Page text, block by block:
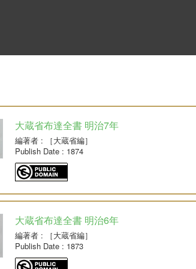
大蔵省布達全書 明治7年
編著者: ［大蔵省編］
Publish Date: 1874
大蔵省布達全書 明治6年
編著者: ［大蔵省編］
Publish Date: 1873